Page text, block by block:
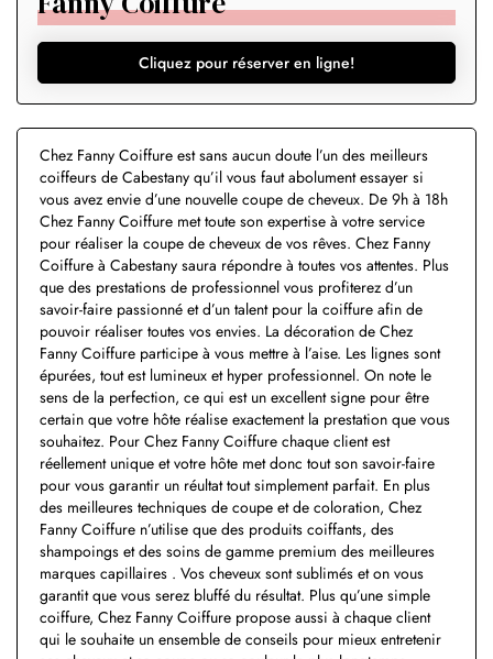
Cliquez pour réserver en ligne!
Chez Fanny Coiffure est sans aucun doute l’un des meilleurs
coiffeurs de Cabestany qu’il vous faut abolument essayer si
vous avez envie d’une nouvelle coupe de cheveux. De 9h à 18h
Chez Fanny Coiffure met toute son expertise à votre service
pour réaliser la coupe de cheveux de vos rêves. Chez Fanny
Coiffure à Cabestany saura répondre à toutes vos attentes. Plus
que des prestations de professionnel vous profiterez d’un
savoir-faire passionné et d’un talent pour la coiffure afin de
pouvoir réaliser toutes vos envies. La décoration de Chez
Fanny Coiffure participe à vous mettre à l’aise. Les lignes sont
épurées, tout est lumineux et hyper professionnel. On note le
sens de la perfection, ce qui est un excellent signe pour être
certain que votre hôte réalise exactement la prestation que vous
souhaitez. Pour Chez Fanny Coiffure chaque client est
réellement unique et votre hôte met donc tout son savoir-faire
pour vous garantir un réultat tout simplement parfait. En plus
des meilleures techniques de coupe et de coloration, Chez
Fanny Coiffure n’utilise que des produits coiffants, des
shampoings et des soins de gamme premium des meilleures
marques capillaires . Vos cheveux sont sublimés et on vous
garantit que vous serez bluffé du résultat. Plus qu’une simple
coiffure, Chez Fanny Coiffure propose aussi à chaque client
qui le souhaite un ensemble de conseils pour mieux entretenir